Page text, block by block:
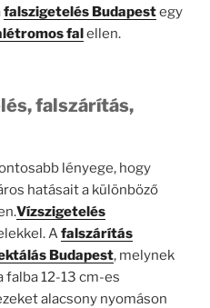
falszigetelés Budapestegy
fal ellen.
falszárítás,
lényege, hogy
hatásait a különböző
Vízszigetelés
Afalszárítás
Budapest, melynek
12-13 cm-es
alacsony nyomáson